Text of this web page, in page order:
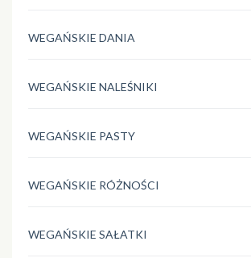
WEGAŃSKIE DANIA
WEGAŃSKIE NALEŚNIKI
WEGAŃSKIE PASTY
WEGAŃSKIE RÓŻNOŚCI
WEGAŃSKIE SAŁATKI